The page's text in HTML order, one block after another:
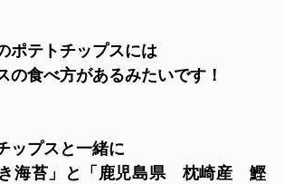
ポテトチップスには
の食べ方があるみたいです！
ップスと一緒に
海苔」と「鹿児島県 枕崎産 鰹